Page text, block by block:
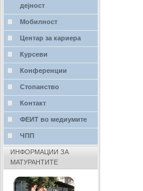
дејност
Мобилност
Центар за кариера
Курсеви
Конференции
Стопанство
Контакт
ФЕИТ во медиумите
ЧПП
ИНФОРМАЦИИ ЗА
МАТУРАНТИТЕ